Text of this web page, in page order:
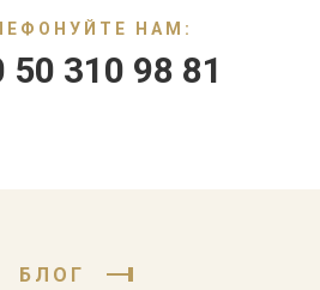
НАМ:
310 98 81
БЛОГ